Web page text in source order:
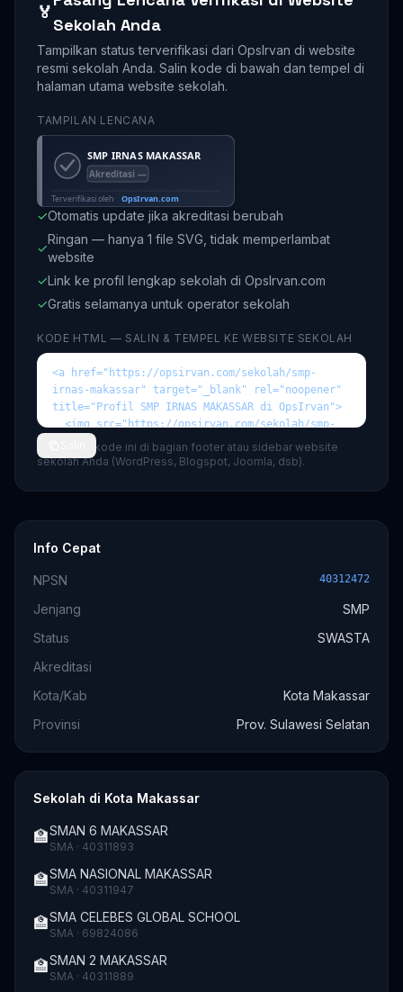
🏅
Sekolah Anda
Tampilkan status terverifikasi dari OpsIrvan di website
resmi sekolah Anda. Salin kode di bawah dan tempel di
halaman utama website sekolah.
TAMPILAN LENCANA
✓Otomatis update jika akreditasi berubah
✓
Ringan — hanya 1 file SVG, tidak memperlambat
website
✓Link ke profil lengkap sekolah di OpsIrvan.com
✓Gratis selamanya untuk operator sekolah
KODE HTML — SALIN & TEMPEL KE WEBSITE SEKOLAH
💡 Tempel kode ini di bagian footer atau sidebar website
sekolah Anda (WordPress, Blogspot, Joomla, dsb).
Info Cepat
NPSN 40312472
Jenjang
SMP
Status
SWASTA
Akreditasi
Kota/Kab
Kota Makassar
Provinsi
Prov. Sulawesi Selatan
Sekolah di Kota Makassar
🏫SMAN 6 MAKASSAR
SMA · 40311893
🏫SMA NASIONAL MAKASSAR
SMA · 40311947
🏫SMA CELEBES GLOBAL SCHOOL
SMA · 69824086
🏫SMAN 2 MAKASSAR
SMA · 40311889